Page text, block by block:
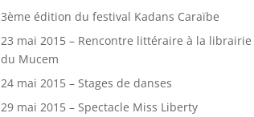
3ème édition du festival Kadans Caraïbe
23 mai 2015 – Rencontre littéraire à la librairie
du Mucem
24 mai 2015 – Stages de danses
29 mai 2015 – Spectacle Miss Liberty